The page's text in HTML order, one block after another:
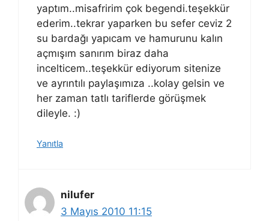
yaptım..misafririm çok begendi.teşekkür
ederim..tekrar yaparken bu sefer ceviz 2
su bardağı yapıcam ve hamurunu kalın
açmışım sanırım biraz daha
incelticem..teşekkür ediyorum sitenize
ve ayrıntılı paylaşımıza ..kolay gelsin ve
her zaman tatlı tariflerde görüşmek
dileyle. :)
Yanıtla
nilufer
3 Mayıs 2010 11:15